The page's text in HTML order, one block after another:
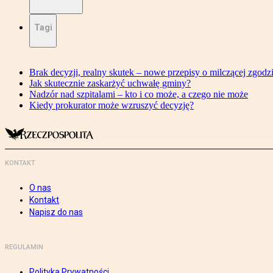
Tagi
Brak decyzji, realny skutek – nowe przepisy o milczącej
Jak skutecznie zaskarżyć uchwałę gminy?
Nadzór nad szpitalami – kto i co może, a czego nie może
Kiedy prokurator może wzruszyć decyzję?
KONTAKT
O nas
Kontakt
Napisz do nas
REGULAMIN